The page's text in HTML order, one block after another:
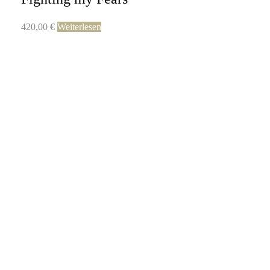
420,00 € Weiterlesen